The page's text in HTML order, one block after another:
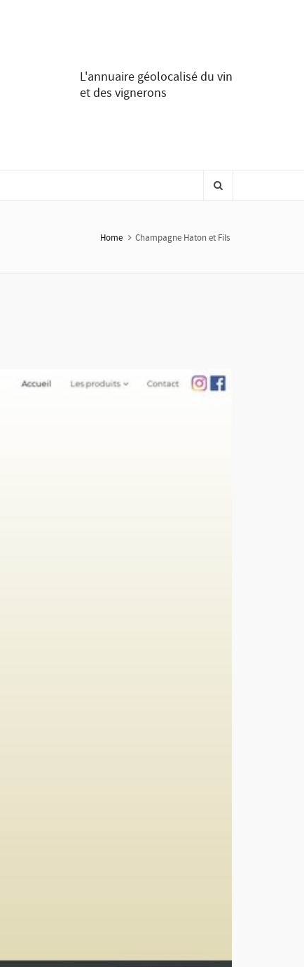
L'annuaire géolocalisé du vin
et des vignerons
Home Champagne Haton et Fils